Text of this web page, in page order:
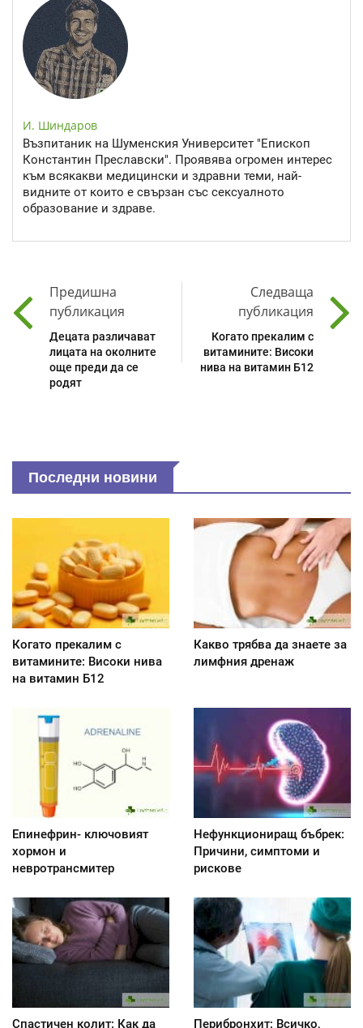
И. Шиндаров
Възпитаник на Шуменския Университет "Епископ
Константин Преславски". Проявява огромен интерес
към всякакви медицински и здравни теми, най-
видните от които е свързан със сексуалното
образование и здраве.
Предишна
публикация
Децата различават
лицата на околните
още преди да се
родят
Следваща
публикация
Когато прекалим с
витамините: Високи
нива на витамин Б12
Последни новини
Когато прекалим с
витамините: Високи нива
на витамин Б12
Какво трябва да знаете за
лимфния дренаж
Епинефрин- ключовият
хормон и
невротрансмитер
Нефункциониращ бъбрек:
Причини, симптоми и
рискове
Спастичен колит: Как да Перибронхит: Всичко,